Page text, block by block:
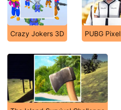
Crazy Jokers 3D PUBG Pixel